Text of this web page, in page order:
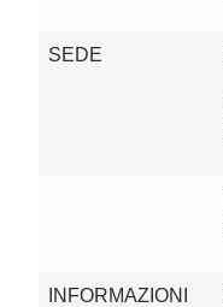
SEDE
INFORMAZIONI